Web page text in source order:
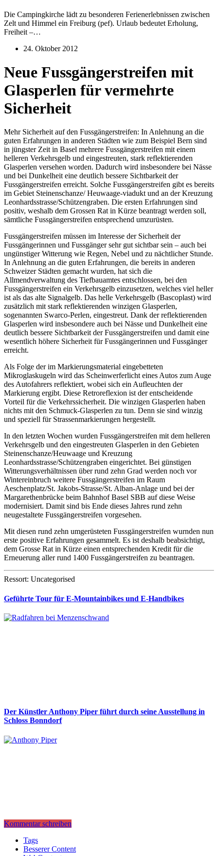
Die Campingkirche lädt zu besonderen Ferienerlebnissen zwischen
Zelt und Himmel ein Freiburg (pef). Urlaub bedeutet Erholung,
Freiheit –…
24. Oktober 2012
Neue Fussgängerstreifen mit
Glasperlen für vermehrte
Sicherheit
Mehr Sicherheit auf den Fussgängerstreifen: In Anlehnung an die
guten Erfahrungen in anderen Städten wie zum Beispiel Bern sind
in jüngster Zeit in Basel mehrere Fussgängerstreifen mit einem
helleren Verkehrsgelb und eingestreuten, stark reflektierenden
Glasperlen versehen worden. Dadurch wird insbesondere bei Nässe
und bei Dunkelheit eine deutlich bessere Sichtbarkeit der
Fussgängerstreifen erreicht. Solche Fussgängerstreifen gibt es bereits
im Gebiet Steinenschanze/ Heuwaage-viadukt und an der Kreuzung
Leonhardsstrasse/Schützengraben. Die ersten Erfahrungen sind
positiv, weshalb dem Grossen Rat in Kürze beantragt werden soll,
sämtliche Fussgängerstreifen entsprechend umzurüsten.
Fussgängerstreifen müssen im Interesse der Sicherheit der
Fussgängerinnen und Fussgänger sehr gut sichtbar sein – auch bei
ungünstiger Witterung wie Regen, Nebel und zu nächtlicher Stunde.
In Anlehnung an die guten Erfahrungen, die bereits in anderen
Schweizer Städten gemacht wurden, hat sich die
Allmendverwaltung des Tiefbauamtes entschlossen, bei den
Fussgängerstreifen ein Verkehrsgelb einzusetzen, welches viel heller
ist als das alte Signalgelb. Das helle Verkehrsgelb (Bascoplast) wird
zusätzlich mit stark reflektierenden winzigen Glasperlen,
sogenannten Swarco-Perlen, eingestreut. Dank der reflektierenden
Glasperlen wird insbesondere auch bei Nässe und Dunkelheit eine
deutlich bessere Sichtbarkeit der Fussgängerstreifen und damit eine
wesentlich höhere Sicherheit für Fussgängerinnen und Fussgänger
erreicht.
Als Folge der im Markierungsmaterial eingebetteten
Mikroglaskugeln wird das Scheinwerferlicht eines Autos zum Auge
des Autofahrers reflektiert, wobei sich ein Aufleuchten der
Markierung ergibt. Diese Retroreflexion ist der entscheidende
Vorteil für die Verkehrssicherheit. Die winzigen Glasperlen haben
nichts mit den Schmuck-Glasperlen zu tun. Denn sie sind winzig
und speziell für Strassenmarkierungen hergestellt.
In den letzten Wochen wurden Fussgängerstreifen mit dem helleren
Verkehrsgelb und den eingestreuten Glasperlen in den Gebieten
Steinenschanze/Heuwaage und Kreuzung
Leonhardsstrasse/Schützengraben eingerichtet. Bei günstigen
Witterungsverhältnissen über rund zehn Grad werden noch vor
Wintereinbruch weitere Fussgängerstreifen im Raum
Aeschenplatz/St. Jakobs-Strasse/St. Alban-Anlage und bei der
Margarethenbrücke beim Bahnhof Basel SBB auf diese Weise
modernisiert. Damit sind bis Ende dieses Jahres rund zehn
neugestaltete Fussgängerstreifen vorgesehen.
Mit diesen rund zehn umgerüsteten Fussgängerstreifen wurnden nun
erste positive Erfahrungen gesammelt. Es ist deshalb beabsichtigt,
dem Grosse Rat in Kürze einen entsprechenden Kredit für die
Erneuerung aller rund 1400 Fussgängerstreifen zu beantragen.
Ressort: Uncategorised
Geführte Tour für E-Mountainbikes und E-Handbikes
Der Künstler Anthony Piper führt durch seine Ausstellung in
Schloss Bonndorf
Kommentar schreiben
Tags
Besserer Content